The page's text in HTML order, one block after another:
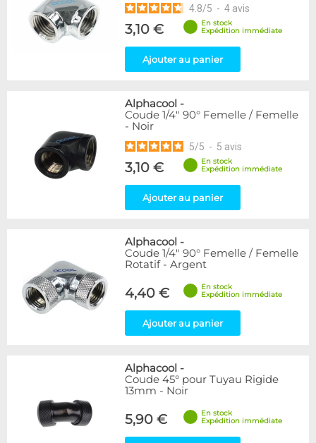
4.8/5 - 4 avis
3,10 €
En stock
Expédition immédiate
Ajouter au panier
Alphacool -
Coude 1/4" 90° Femelle / Femelle
- Noir
5/5 - 5 avis
3,10 €
En stock
Expédition immédiate
Ajouter au panier
Alphacool -
Coude 1/4" 90° Femelle / Femelle
Rotatif - Argent
4,40 €
En stock
Expédition immédiate
Ajouter au panier
Alphacool -
Coude 45° pour Tuyau Rigide
13mm - Noir
5,90 €
En stock
Expédition immédiate